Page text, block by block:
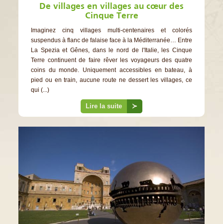
De villages en villages au cœur des
Cinque Terre
Imaginez cinq villages multi-centenaires et colorés
suspendus à flanc de falaise face à la Méditerranée… Entre
La Spezia et Gênes, dans le nord de l'Italie, les Cinque
Terre continuent de faire rêver les voyageurs des quatre
coins du monde. Uniquement accessibles en bateau, à
pied ou en train, aucune route ne dessert les villages, ce
qui (...)
Lire la suite ≻